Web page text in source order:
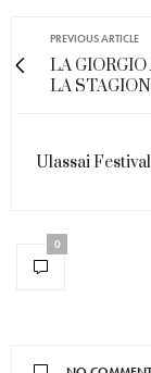
PREVIOUS ARTICLE
LA
LA
Ulassai
0